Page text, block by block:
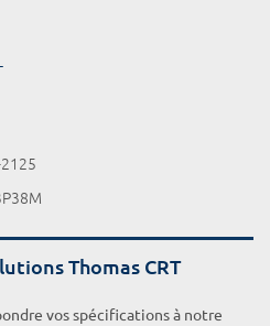
Thomas CRT
vos spécifications à notre